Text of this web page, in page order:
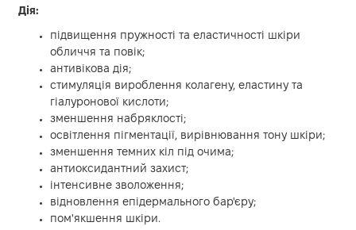
Дія:
підвищення пружності та еластичності шкіри
обличчя та повік;
антивікова дія;
стимуляція вироблення колагену, еластину та
гіалуронової кислоти;
зменшення набряклості;
освітлення пігментації, вирівнювання тону шкіри;
зменшення темних кіл під очима;
антиоксидантний захист;
інтенсивне зволоження;
відновлення епідермального бар'єру;
пом'якшення шкіри.